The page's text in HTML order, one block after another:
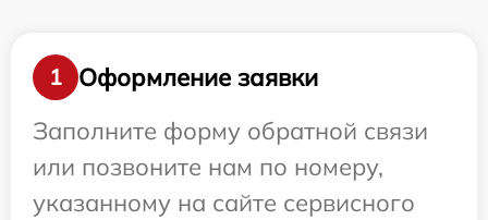
1
Оформление заявки
Заполните форму обратной связи
или позвоните нам по номеру,
указанному на сайте сервисного